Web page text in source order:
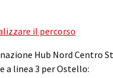
il percorso
Hub Nord Centro
linea 3 per Ostello: